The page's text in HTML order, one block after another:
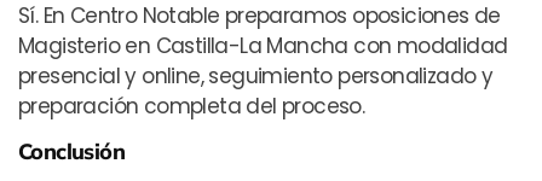
Sí. En Centro Notable preparamos oposiciones de
Magisterio en Castilla-La Mancha con modalidad
presencial y online, seguimiento personalizado y
preparación completa del proceso.
Conclusión